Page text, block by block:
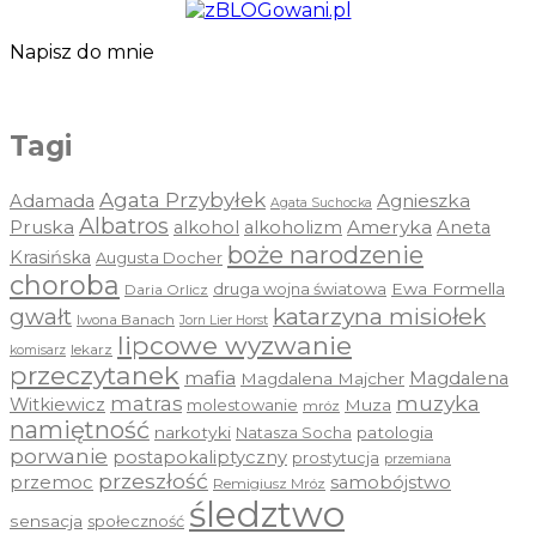
Napisz do mnie
Tagi
Adamada Agata Przybyłek Agata Suchocka Agnieszka
Pruska Albatros alkohol alkoholizm Ameryka Aneta
Krasińska Augusta Docher boże narodzenie
choroba Daria Orlicz druga wojna światowa Ewa Formella
gwałt Iwona Banach Jorn Lier Horst katarzyna misiołek
komisarz lekarz lipcowe wyzwanie
przeczytanek mafia Magdalena Majcher Magdalena
Witkiewicz matras molestowanie mróz Muza muzyka
namiętność narkotyki Natasza Socha patologia
porwanie postapokaliptyczny prostytucja przemiana
przemoc przeszłość Remigiusz Mróz samobójstwo
sensacja społeczność śledztwo